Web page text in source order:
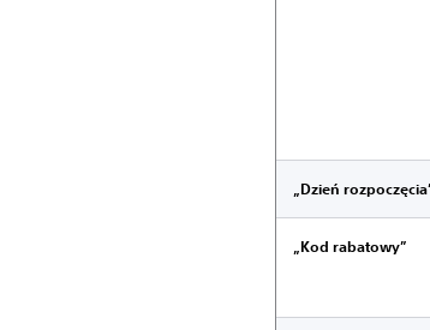
„Dzień
„Kod rabatowy”